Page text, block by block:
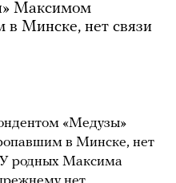
Максимом
Минске, нет связи
«Медузы»
в Минске, нет
У родных Максима